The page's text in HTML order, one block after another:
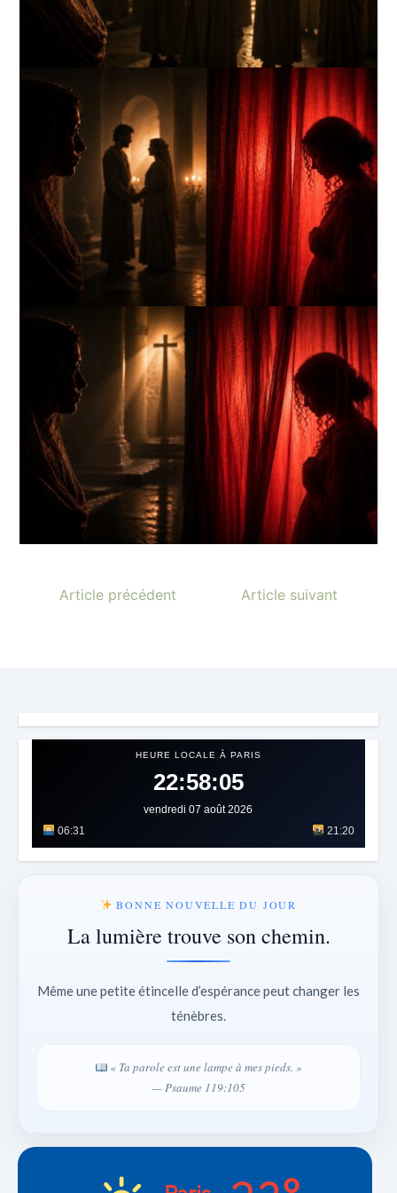
Article précédent Article suivant
HEURE LOCALE À PARIS
22:58:07
vendredi 07 août 2026
06:31
21:20
BONNE NOUVELLE DU JOUR
La lumière trouve son chemin.
Même une petite étincelle d’espérance peut changer les
ténèbres.
« Ta parole est une lampe à mes pieds. »
— Psaume 119:105